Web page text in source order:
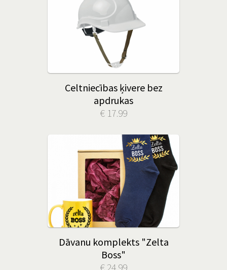
Celtniecības ķivere bez
apdrukas
€ 17.99
Dāvanu komplekts "Zelta
Boss"
€ 24.99